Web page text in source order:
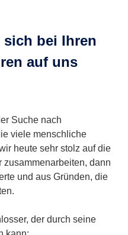
sich bei Ihren
auf uns
Suche nach
viele menschliche
heute sehr stolz auf die
zusammenarbeiten, dann
und aus Gründen, die
der durch seine